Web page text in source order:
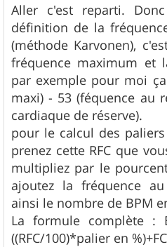
Aller c'est reparti.
définition de la
(méthode Karvonen),
fréquence maximum et
par exemple pour moi
maxi) - 53 (féquence au
cardiaque de réserve).
pour le calcul des
prenez cette RFC que
multipliez par le
ajoutez la fréquence
ainsi le nombre de BPM
La formule complète :
((RFC/100)*palier en